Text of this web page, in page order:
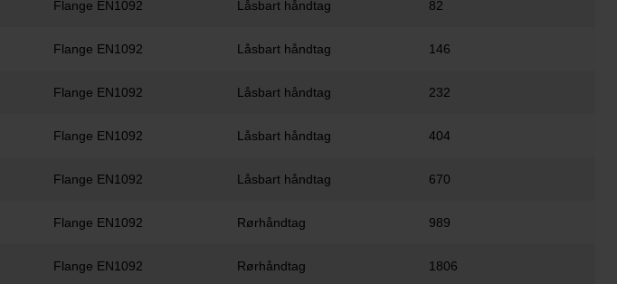
Flange EN1092 Låsbart håndtag 82
Flange EN1092 Låsbart håndtag 146
Flange EN1092 Låsbart håndtag 232
Flange EN1092 Låsbart håndtag 404
Flange EN1092 Låsbart håndtag 670
Flange EN1092 Rørhåndtag 989
Flange EN1092 Rørhåndtag 1806